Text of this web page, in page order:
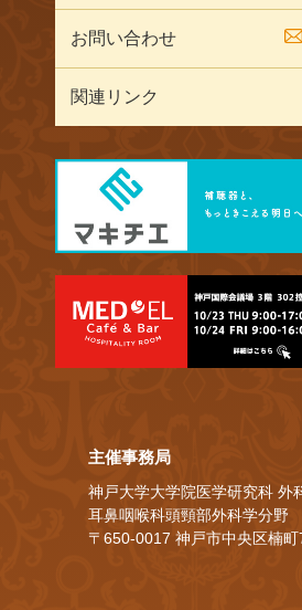
お問い合わせ
関連リンク
主催事務局
神戸大学大学院医学研究科 外
耳鼻咽喉科頭頸部外科学分野
〒650-0017 神戸市中央区楠町